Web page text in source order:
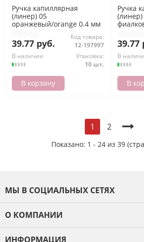
Ручка капиллярная
(линер) 05
оранжевый/orange 0.4 мм
39.77 руб.
Код товара:
12-197997
В наличии
Упаковка:
10 шт.
В корзину
Ручка
(линер)
39.77
В
В
1 2
Показано: 1 - 24 из 39
МЫ В СОЦИАЛЬНЫХ СЕТЯХ
О КОМПАНИИ
ИНФОРМАЦИЯ